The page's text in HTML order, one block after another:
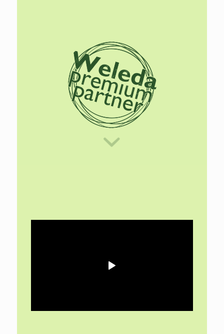
Lees
meer